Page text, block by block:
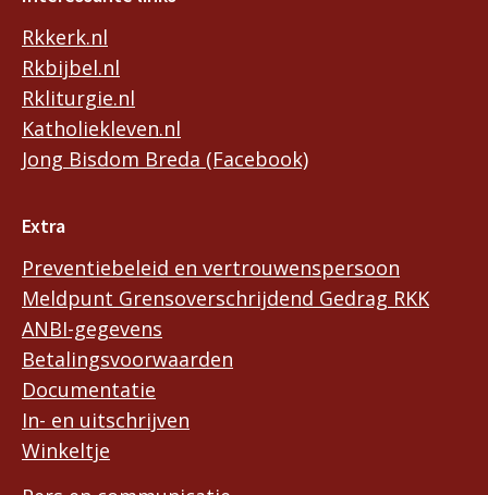
Rkkerk.nl
Rkbijbel.nl
Rkliturgie.nl
Katholiekleven.nl
Jong Bisdom Breda (Facebook)
Extra
Preventiebeleid en vertrouwenspersoon
Meldpunt Grensoverschrijdend Gedrag RKK
ANBI-gegevens
Betalingsvoorwaarden
Documentatie
In- en uitschrijven
Winkeltje